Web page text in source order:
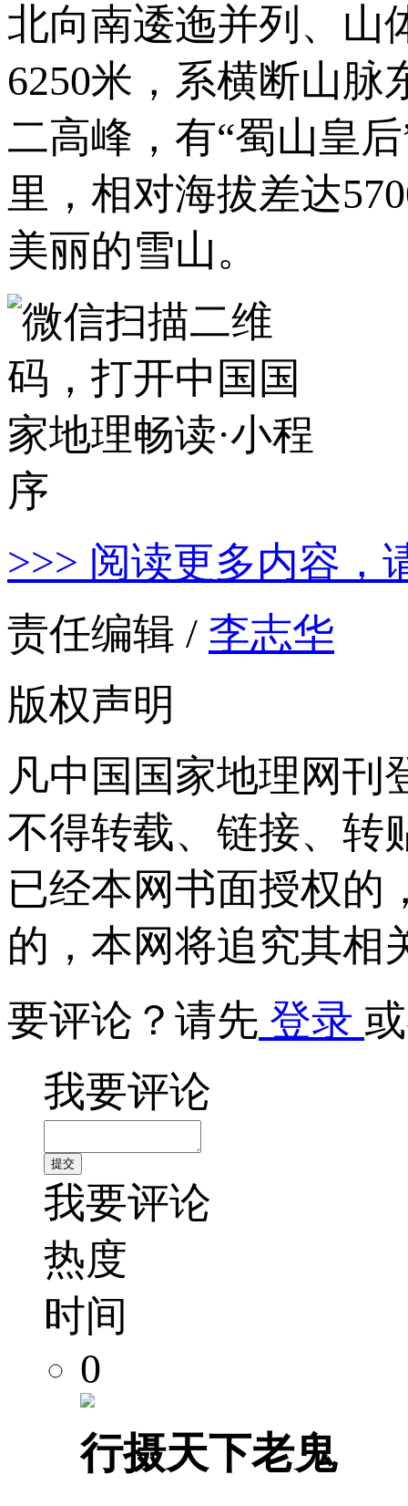
北向南逶迤并列、山
6250米，系横断山
二高峰，有“蜀山皇
里，相对海拔差达
美丽的雪山。
>>> 阅读更多内容，
责任编辑 / 李志华
版权声明
凡中国国家地理网刊
不得转载、链接、转
已经本网书面授权的
的，本网将追究其相
要评论？请先 登录
我要评论
我要评论
热度
时间
0
行摄天下老鬼